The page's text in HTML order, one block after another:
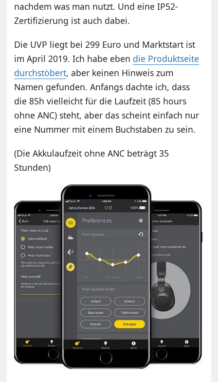
nachdem was man nutzt. Und eine IP52-
Zertifizierung ist auch dabei.
Die UVP liegt bei 299 Euro und Marktstart ist
im April 2019. Ich habe eben die Produktseite
durchstöbert, aber keinen Hinweis zum
Namen gefunden. Anfangs dachte ich, dass
die 85h vielleicht für die Laufzeit (85 hours
ohne ANC) steht, aber das scheint einfach nur
eine Nummer mit einem Buchstaben zu sein.
(Die Akkulaufzeit ohne ANC beträgt 35
Stunden)